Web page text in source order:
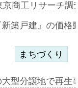
京商工リサーチ
築戸建』の価
まちづくり
型分譲地で再